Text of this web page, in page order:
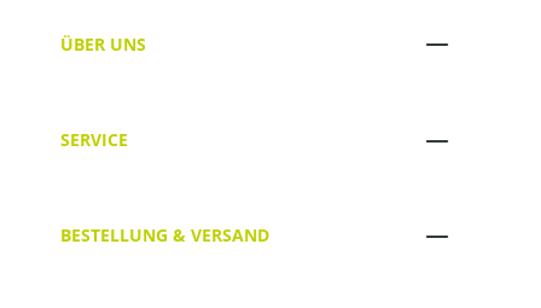
ÜBER UNS
SERVICE
BESTELLUNG & VERSAND